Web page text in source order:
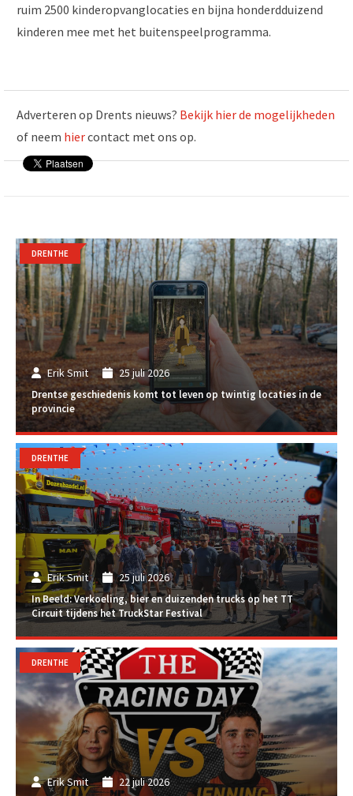
ruim 2500 kinderopvanglocaties en bijna honderdduizend
kinderen mee met het buitenspeelprogramma.
Adverteren op Drents nieuws? Bekijk hier de mogelijkheden
of neem hiercontact met ons op.
Erik Smit 25 juli 2026
Drentse geschiedenis komt tot leven op twintig locaties in de
provincie
DRENTHE
Erik Smit 25 juli 2026
In Beeld: Verkoeling, bier en duizenden trucks op het TT
Circuit tijdens het TruckStar Festival
DRENTHE
Erik Smit 22 juli 2026
DRENTHE